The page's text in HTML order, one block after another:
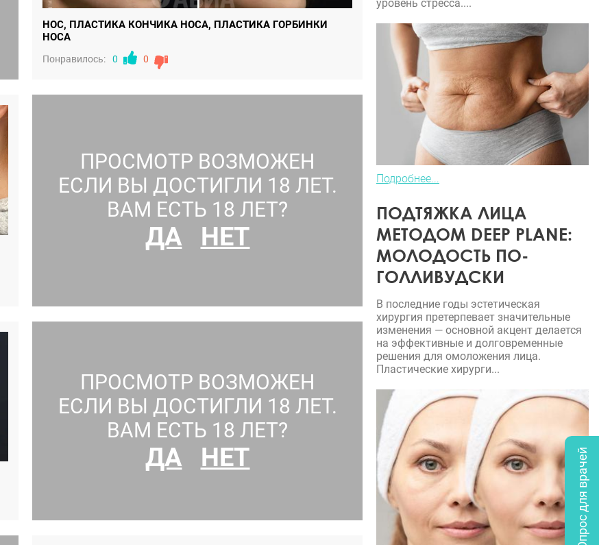
НОС, ПЛАСТИКА КОНЧИКА НОСА, ПЛАСТИКА ГОРБИНКИ
НОСА
Понравилось: 0 0
ПРОСМОТР ВОЗМОЖЕН
ЕСЛИ ВЫ ДОСТИГЛИ 18 ЛЕТ.
ВАМ ЕСТЬ 18 ЛЕТ?
ДА НЕТ
ПРОСМОТР ВОЗМОЖЕН
ЕСЛИ ВЫ ДОСТИГЛИ 18 ЛЕТ.
ВАМ ЕСТЬ 18 ЛЕТ?
ДА НЕТ
уровень стресса....
Подробнее...
ПОДТЯЖКА ЛИЦА
МЕТОДОМ DEEP PLANE:
МОЛОДОСТЬ ПО-
ГОЛЛИВУДСКИ
В последние годы эстетическая
хирургия претерпевает значительные
изменения — основной акцент делается
на эффективные и долговременные
решения для омоложения лица.
Пластические хирурги...
Опрос для врачей